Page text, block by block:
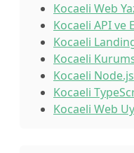
Kocaeli Web
Kocaeli API
Kocaeli
Kocaeli
Kocaeli
Kocaeli
Kocaeli Web